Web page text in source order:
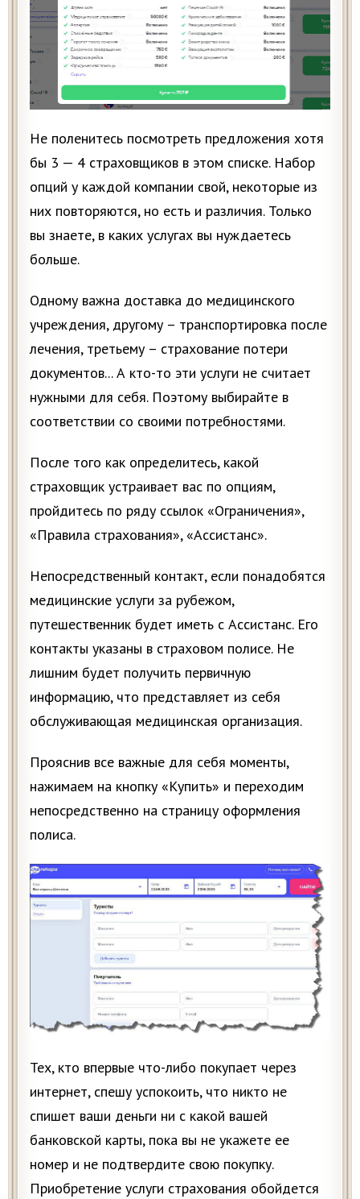
Не поленитесь посмотреть предложения хотя
бы 3 — 4 страховщиков в этом списке. Набор
опций у каждой компании свой, некоторые из
них повторяются, но есть и различия. Только
вы знаете, в каких услугах вы нуждаетесь
больше.
Одному важна доставка до медицинского
учреждения, другому – транспортировка после
лечения, третьему – страхование потери
документов... А кто-то эти услуги не считает
нужными для себя. Поэтому выбирайте в
соответствии со своими потребностями.
После того как определитесь, какой
страховщик устраивает вас по опциям,
пройдитесь по ряду ссылок «Ограничения»,
«Правила страхования», «Ассистанс».
Непосредственный контакт, если понадобятся
медицинские услуги за рубежом,
путешественник будет иметь с Ассистанс. Его
контакты указаны в страховом полисе. Не
лишним будет получить первичную
информацию, что представляет из себя
обслуживающая медицинская организация.
Прояснив все важные для себя моменты,
нажимаем на кнопку «Купить» и переходим
непосредственно на страницу оформления
полиса.
Тех, кто впервые что-либо покупает через
интернет, спешу успокоить, что никто не
спишет ваши деньги ни с какой вашей
банковской карты, пока вы не укажете ее
номер и не подтвердите свою покупку.
Приобретение услуги страхования обойдется